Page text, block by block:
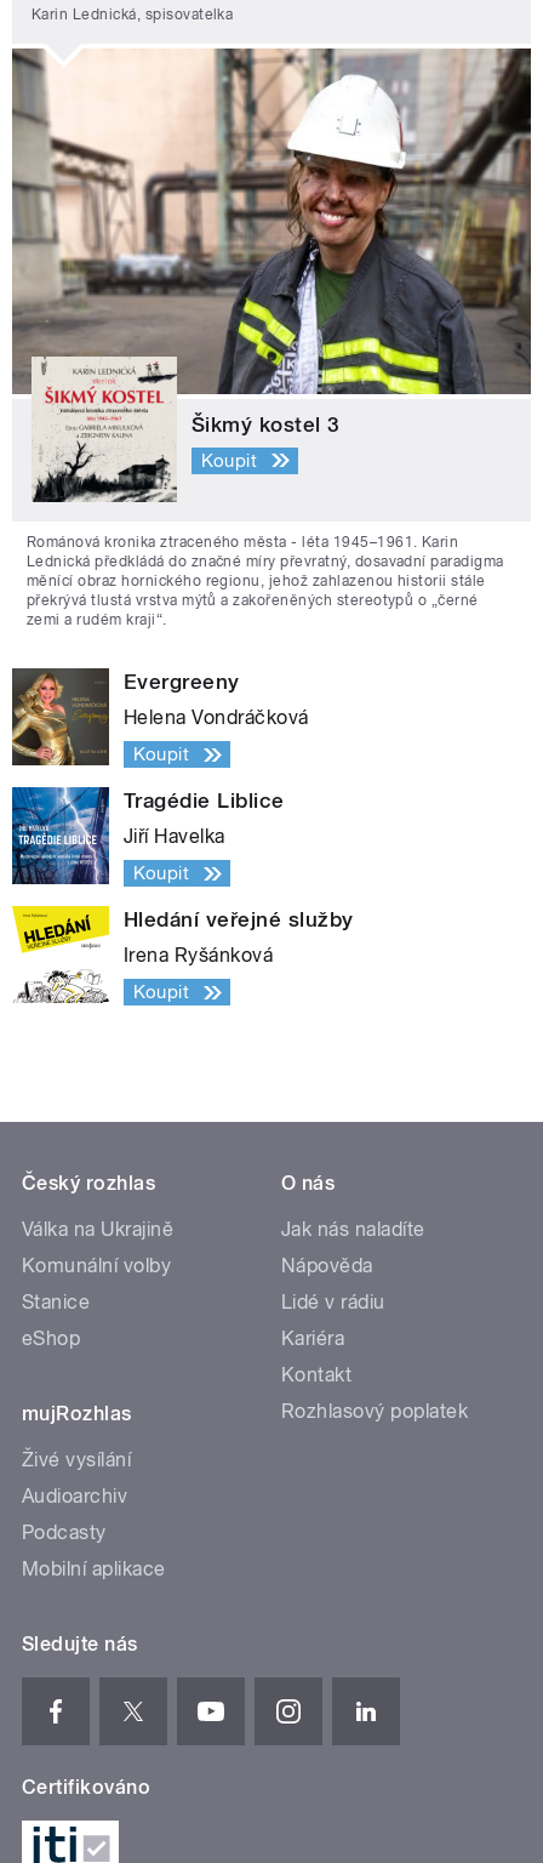
Karin Lednická, spisovatelka
Šikmý kostel 3
Koupit
Románová kronika ztraceného města - léta 1945–1961. Karin
Lednická předkládá do značné míry převratný, dosavadní paradigma
měnící obraz hornického regionu, jehož zahlazenou historii stále
překrývá tlustá vrstva mýtů a zakořeněných stereotypů o „černé
zemi a rudém kraji“.
Evergreeny
Helena Vondráčková
Koupit
Tragédie Liblice
Jiří Havelka
Koupit
Hledání veřejné služby
Irena Ryšánková
Koupit
Český rozhlas
Válka na Ukrajině
Komunální volby
Stanice
eShop
mujRozhlas
Živé vysílání
Audioarchiv
Podcasty
Mobilní aplikace
O nás
Jak nás naladíte
Nápověda
Lidé v rádiu
Kariéra
Kontakt
Rozhlasový poplatek
Sledujte nás
Certifikováno